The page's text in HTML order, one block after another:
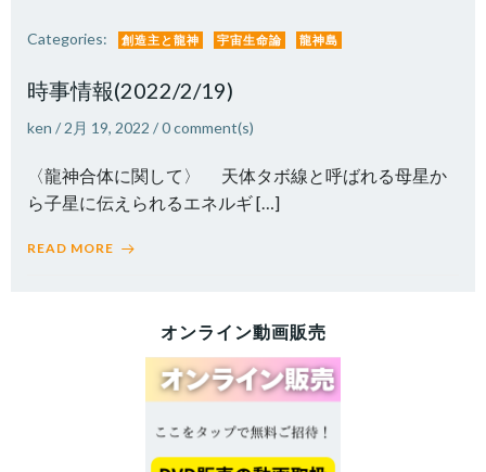
Categories: 創造主と龍神 宇宙生命論 龍神島
時事情報(2022/2/19)
ken / 2月 19, 2022 /0comment(s)
〈龍神合体に関して〉 天体タボ線と呼ばれる母星か
ら子星に伝えられるエネルギ […]
READ MORE
オンライン動画販売